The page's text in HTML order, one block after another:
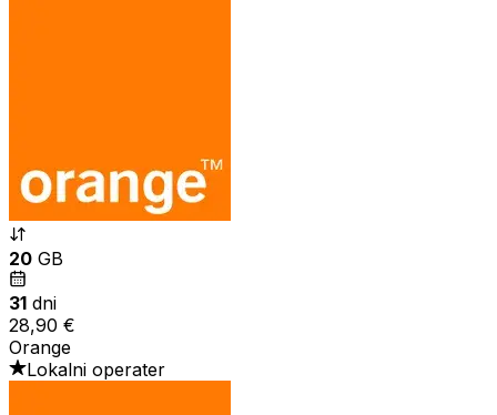
20 GB
31 dni
28,90 €
Orange
Lokalni operater